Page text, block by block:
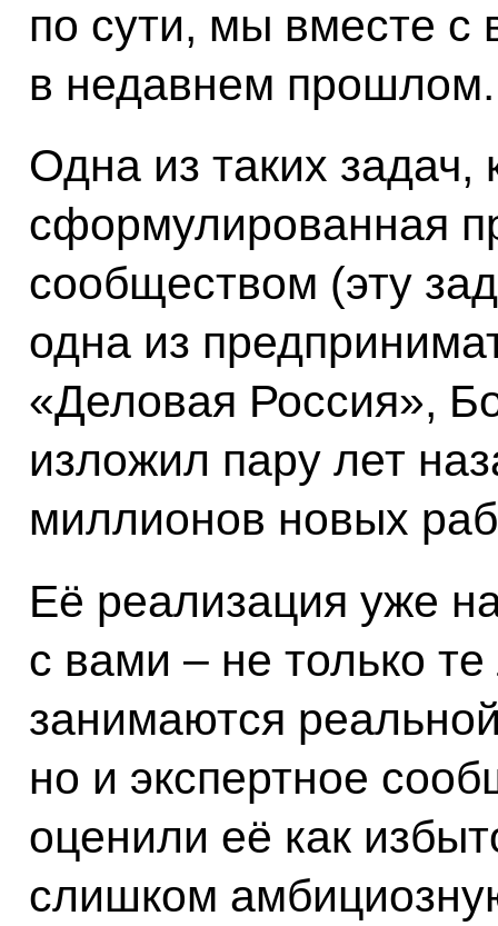
по сути, мы вместе
в недавнем прошлом.
Одна из таких задач,
сформулированная
сообществом (эту
одна из
«Деловая Россия»,
изложил пару лет
миллионов новых
Её реализация уже
с вами – не только
занимаются
но и экспертное
оценили её как
слишком